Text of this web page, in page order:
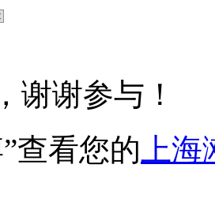
谢谢参与！
查看您的 上